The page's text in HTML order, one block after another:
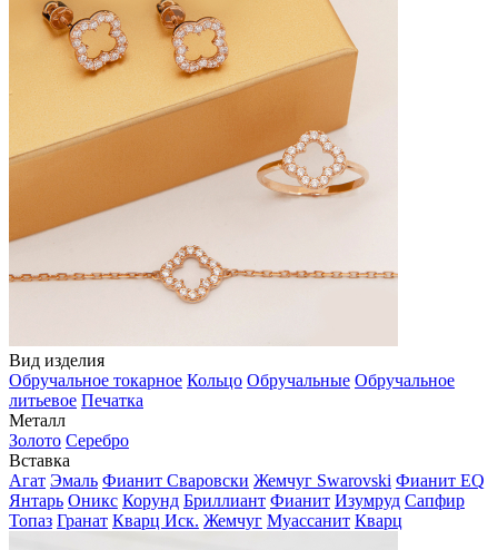
Вид изделия
Обручальное токарное Кольцо Обручальные Обручальное
литьевое Печатка
Металл
Золото Серебро
Вставка
Агат Эмаль Фианит Сваровски Жемчуг Swarovski Фианит EQ
Янтарь Оникс Корунд Бриллиант Фианит Изумруд Сапфир
Топаз Гранат Кварц Иск. Жемчуг Муассанит Кварц